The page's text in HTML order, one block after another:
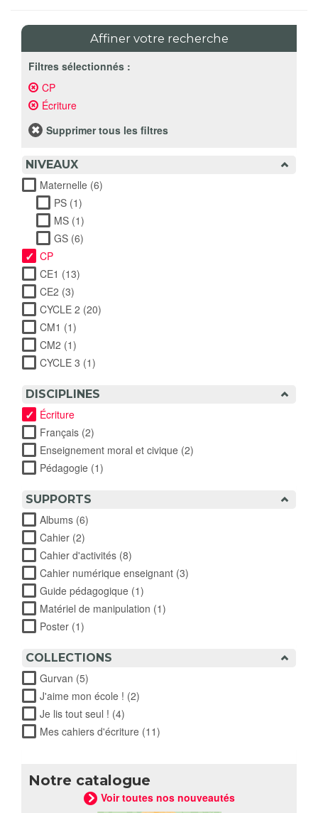
Affiner votre recherche
Filtres sélectionnés :
Remove
CP
filter
CP
Remove
filter
Écriture
Supprimer tous les filtres
NIVEAUX
Maternelle (6)
PS (1)
MS (1)
GS (6)
CP
CE1 (13)
CE2 (3)
CYCLE 2 (20)
CM1 (1)
CM2 (1)
CYCLE 3 (1)
DISCIPLINES
Écriture
Français (2)
Enseignement moral et civique (2)
Pédagogie (1)
SUPPORTS
Albums (6)
Cahier (2)
Cahier d'activités (8)
Cahier numérique enseignant (3)
Guide pédagogique (1)
Matériel de manipulation (1)
Poster (1)
COLLECTIONS
Gurvan (5)
J'aime mon école ! (2)
Je lis tout seul ! (4)
Mes cahiers d'écriture (11)
Notre catalogue
Voir toutes nos nouveautés